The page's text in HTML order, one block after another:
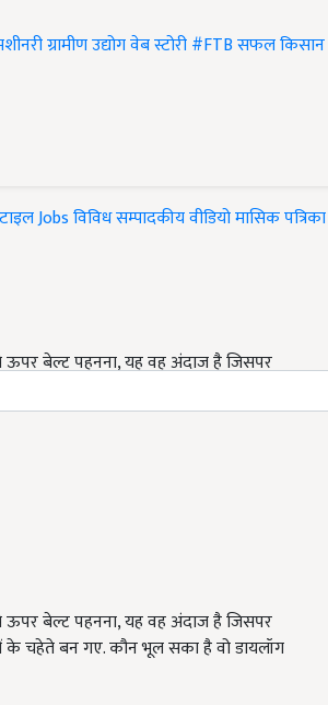
ग्रामीण उद्योगवेब स्टोरी#FTBसफल किसान
Jobsविविधसम्पादकीयवीडियोमासिक पत्रिका
बेल्ट पहनना, यह वह अंदाज है जिसपर
बेल्ट पहनना, यह वह अंदाज है जिसपर
के चहेते बन गए. कौन भूल सका है वो डायलॉग